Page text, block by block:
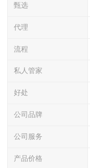
甄选
代理
流程
私人管家
好处
公司品牌
公司服务
产品价格